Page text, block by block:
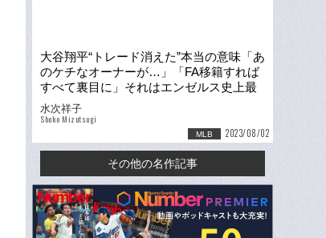
大谷翔平“トレード消えた”本当の意味「あ
のケチなオーナーが…」「FA移籍すれば
すべて裏目に」それはエンゼルス史上最
大の“博打”だった
水次祥子
Shoko Mizutsugi
MLB 2023/08/02
その他の名作記事